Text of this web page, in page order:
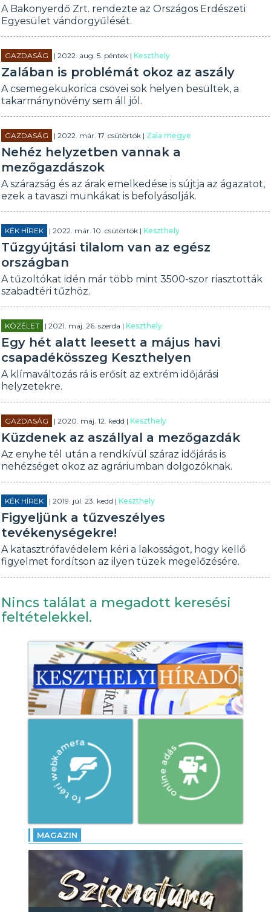
A Bakonyerdő Zrt. rendezte az Országos Erdészeti
Egyesület vándorgyűlését.
GAZDASÁG | 2022. aug. 5. péntek |Keszthely
Zalában is problémát okoz az aszály
A csemegekukorica csövei sok helyen besültek, a
takarmánynövény sem áll jól.
GAZDASÁG | 2022. már. 17. csütörtök | Zala megye
Nehéz helyzetben vannak a
mezőgazdászok
A szárazság és az árak emelkedése is sújtja az ágazatot,
ezek a tavaszi munkákat is befolyásolják.
KÉK HÍREK | 2022. már. 10. csütörtök |Keszthely
Tűzgyújtási tilalom van az egész
országban
A tűzoltókat idén már több mint 3500-szor riasztották
szabadtéri tűzhöz.
KÖZÉLET | 2021. máj. 26. szerda |Keszthely
Egy hét alatt leesett a május havi
csapadékösszeg Keszthelyen
A klímaváltozás rá is erősít az extrém időjárási
helyzetekre.
GAZDASÁG | 2020. máj. 12. kedd |Keszthely
Küzdenek az aszállyal a mezőgazdák
Az enyhe tél után a rendkívül száraz időjárás is
nehézséget okoz az agráriumban dolgozóknak.
KÉK HÍREK | 2019. júl. 23. kedd |Keszthely
Figyeljünk a tűzveszélyes
tevékenységekre!
A katasztrófavédelem kéri a lakosságot, hogy kellő
figyelmet fordítson az ilyen tüzek megelőzésére.
Nincs találat a megadott keresési
feltételekkel.
MAGAZIN